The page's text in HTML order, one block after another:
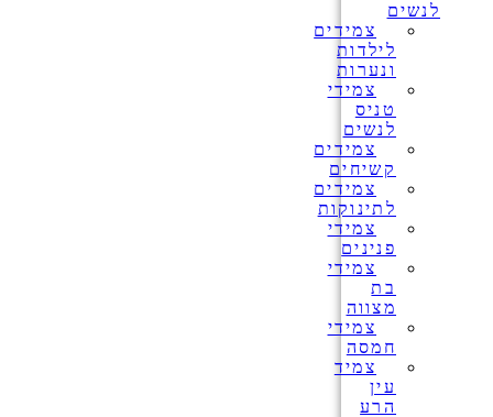
לנשים
צמידים
לילדות
ונערות
צמידי
טניס
לנשים
צמידים
קשיחים
צמידים
לתינוקות
צמידי
פנינים
צמידי
בת
מצווה
צמידי
חמסה
צמיד
עין
הרע